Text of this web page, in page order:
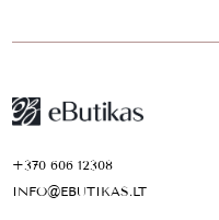
+370 606 12308
INFO@EBUTIKAS.LT